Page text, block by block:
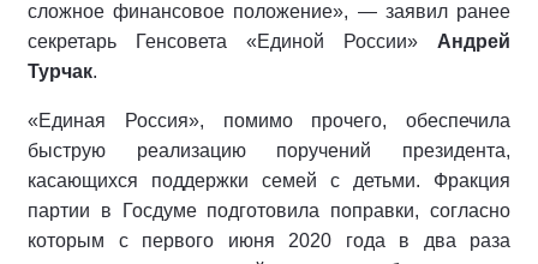
сложное финансовое положение», — заявил ранее
секретарь Генсовета «Единой России» Андрей
Турчак.
«Единая Россия», помимо прочего, обеспечила
быструю реализацию поручений президента,
касающихся поддержки семей с детьми. Фракция
партии в Госдуме подготовила поправки, согласно
которым с первого июня 2020 года в два раза